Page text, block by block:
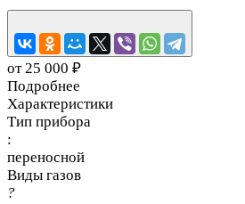
от 25 000 ₽
Подробнее
Характеристики
Тип прибора
:
переносной
Виды газов
?